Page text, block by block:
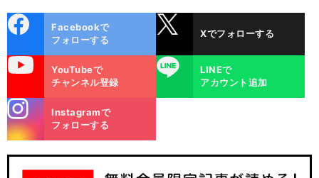
ok
Facebookで
フォローする
Xでフォローする
YouTubeで
チャンネル登録
LINE
LINEで
アカウント追加
m
Instagramで
フォローする